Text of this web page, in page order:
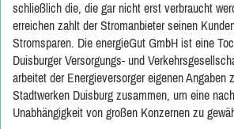
schließlich die, die gar nicht erst verbraucht
erreichen zahlt der Stromanbieter seinen
Stromsparen. Die energieGut GmbH ist eine
Duisburger Versorgungs- und
arbeitet der Energieversorger eigenen Angaben
Stadtwerken Duisburg zusammen, um eine
Unabhängigkeit von großen Konzernen zu